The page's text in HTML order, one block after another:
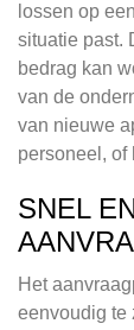
lossen op
situatie past.
bedrag kan
van de
van nieuwe
personeel, of
SNEL
Het
eenvoudig te